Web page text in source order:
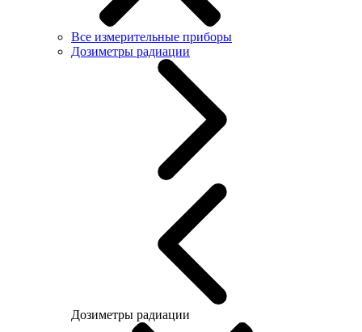
Все измерительные приборы
Дозиметры радиации
Дозиметры радиации